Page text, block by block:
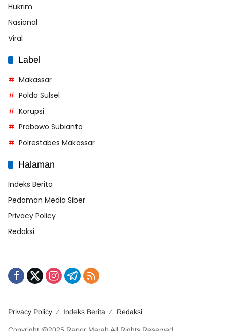
Hukrim
Nasional
Viral
Label
Makassar
Polda Sulsel
Korupsi
Prabowo Subianto
Polrestabes Makassar
Halaman
Indeks Berita
Pedoman Media Siber
Privacy Policy
Redaksi
Privacy Policy Indeks Berita Redaksi